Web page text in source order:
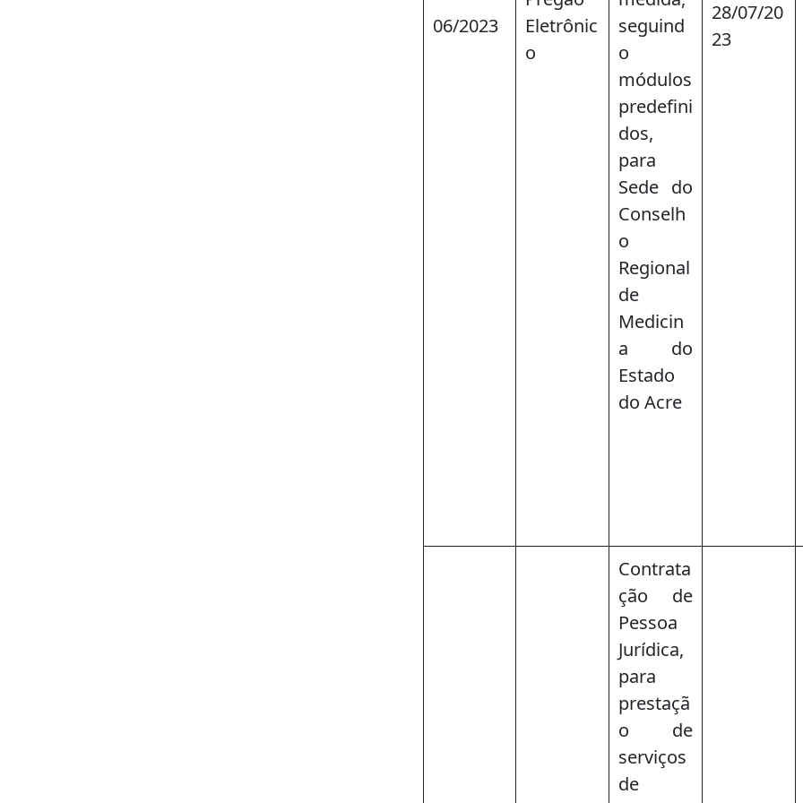
06/2023
Eletrônic
o
seguind
o
módulos
predefini
dos,
para
Sede do
Conselh
o
Regional
de
Medicin
a do
Estado
do Acre
28/07/20
23
Contrata
ção de
Pessoa
Jurídica,
para
prestaçã
o de
serviços
de